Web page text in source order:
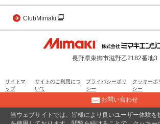
ClubMimaki
長野県東御市滋野乙2182番地3
サイトマ
ップ
サイトのご利用につ
いて
プライバシーポリ
シー
クッキーポ
シー
© 2001 MIMAKI ENGINEERING CO., LTD.
お問い合わせ
当ウェブサイトでは、皆様により良いユーザー体験を